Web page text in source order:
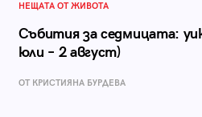
НЕЩАТА ОТ ЖИВОТА
Събития за седмицата:
юли – 2 август)
ОТ КРИСТИЯНА БУРДЕВА